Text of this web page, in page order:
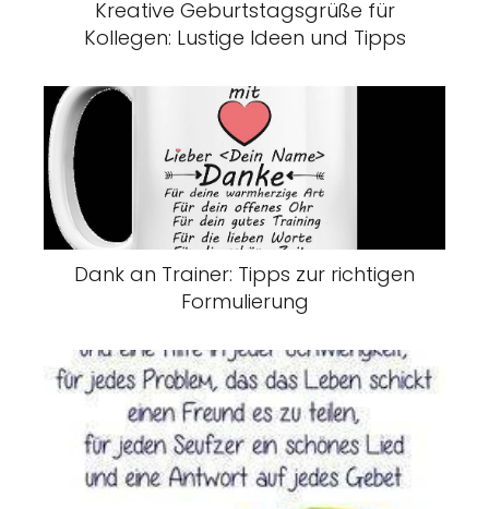
Kreative Geburtstagsgrüße für
Kollegen: Lustige Ideen und Tipps
Dank an Trainer: Tipps zur richtigen
Formulierung